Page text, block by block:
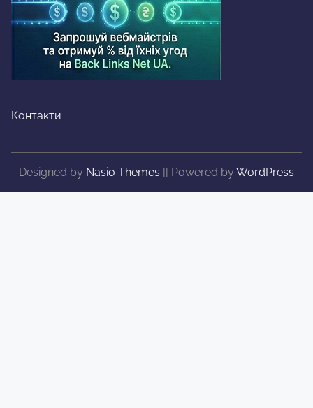
Контакти
Designed by Nasio Themes || Powered by WordPress